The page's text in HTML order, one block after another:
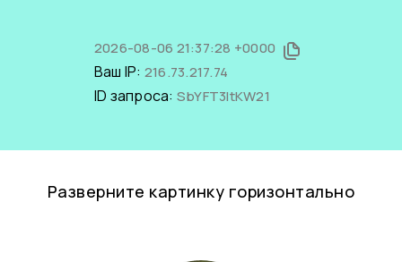
2026-08-06 21:37:28 +0000
Ваш IP: 216.73.217.74
ID запроса: SbYFT3ltKW21
Разверните картинку горизонтально